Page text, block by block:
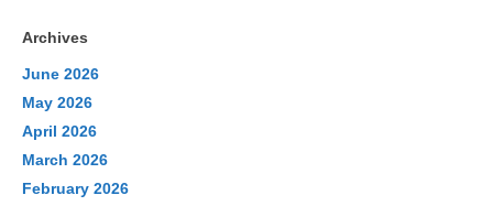
Archives
June 2026
May 2026
April 2026
March 2026
February 2026